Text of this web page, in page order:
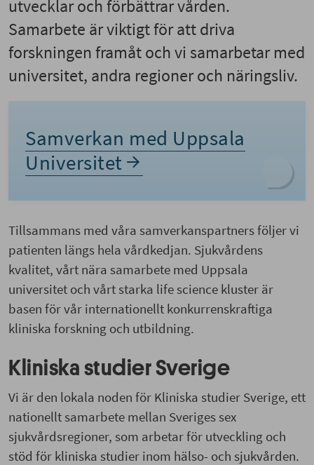
utvecklar och förbättrar vården.
Samarbete är viktigt för att driva
forskningen framåt och vi samarbetar med
universitet, andra regioner och näringsliv.
Samverkan med Uppsala
Universitet
Tillsammans med våra samverkanspartners följer vi
patienten längs hela vårdkedjan. Sjukvårdens
kvalitet, vårt nära samarbete med Uppsala
universitet och vårt starka life science kluster är
basen för vår internationellt konkurrenskraftiga
kliniska forskning och utbildning.
Kliniska studier Sverige
Vi är den lokala noden för Kliniska studier Sverige, ett
nationellt samarbete mellan Sveriges sex
sjukvårdsregioner, som arbetar för utveckling och
stöd för kliniska studier inom hälso- och sjukvården.